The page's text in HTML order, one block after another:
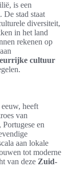
is een
. De stad staat
diversiteit,
in het land
rekenen op
cultuur
heeft
van
en
aan lokale
tot moderne
van deze Zuid-